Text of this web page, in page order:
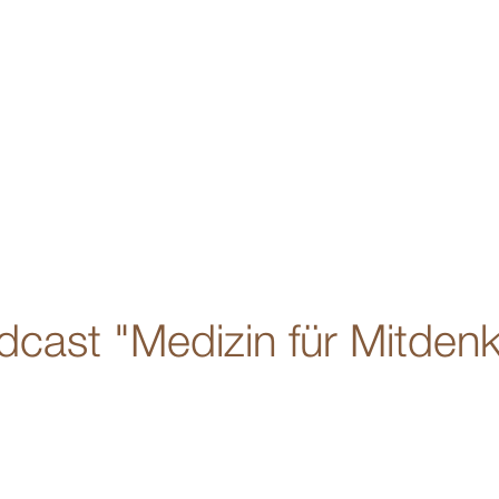
"Medizin für